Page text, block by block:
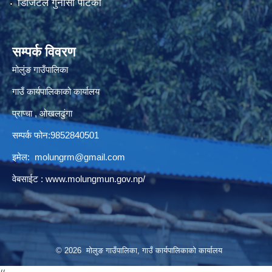
डिजिटल गुनासो पेटिका
सम्पर्क विवरण
मोलुंङ गाउँपालिका
गाउँ कार्यपालिकाको कार्यालय
प्राप्चा , ओखलढुंगा
सम्पर्क फोन:9852840501
इमेल: molungrm@gmail.com
वेबसाईट : www.molungmun.gov.np/
© 2026 मोलुङ गाउँपालिका, गाउँ कार्यपालिकाको कार्यालय